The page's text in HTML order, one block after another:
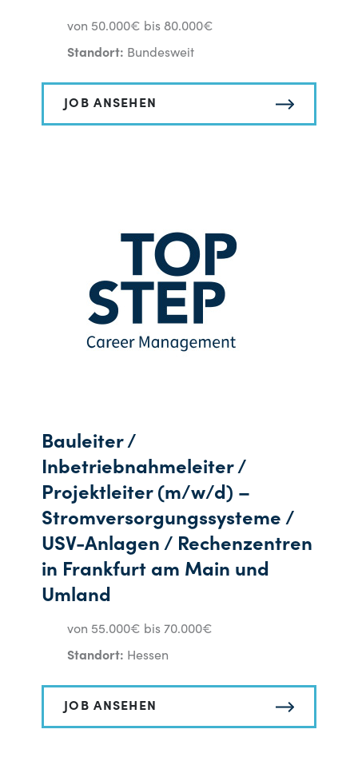
von 50.000€ bis 80.000€
Standort: Bundesweit
JOB ANSEHEN
Bauleiter /
Inbetriebnahmeleiter /
Projektleiter (m/w/d) –
Stromversorgungssysteme /
USV-Anlagen / Rechenzentren
in Frankfurt am Main und
Umland
von 55.000€ bis 70.000€
Standort: Hessen
JOB ANSEHEN